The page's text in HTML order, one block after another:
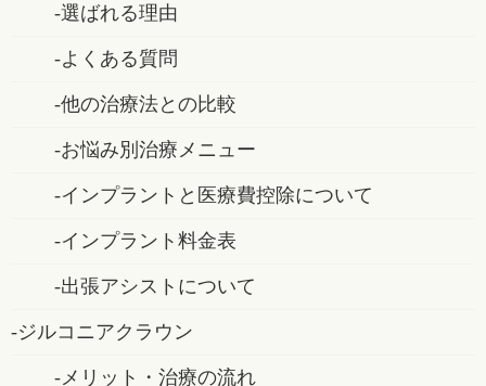
選ばれる理由
よくある質問
他の治療法との比較
お悩み別治療メニュー
インプラントと医療費控除について
インプラント料金表
出張アシストについて
ジルコニアクラウン
メリット・治療の流れ